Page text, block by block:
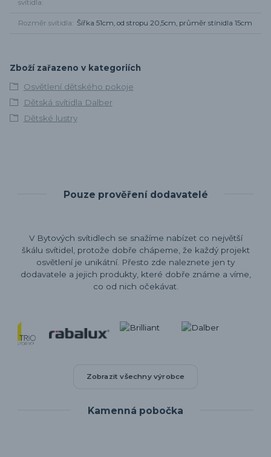
svítidla
Rozměr svítidla Šířka 51cm, od stropu 20,5cm, průměr stínidla 15cm
Zboží zařazeno v kategoriích
Osvětlení dětského pokoje
Dětská svítidla Dalber
Dětské lustry
Pouze prověření dodavatelé
V Bytových svítidlech se snažíme nabízet co největší
škálu svítidel, protože dobře chápeme, že každý projekt
osvětlení je unikátní. Přesto zde naleznete jen ty
dodavatele a jejich produkty, které dobře známe a víme,
co od nich očekávat.
Zobrazit všechny výrobce
Kamenná pobočka